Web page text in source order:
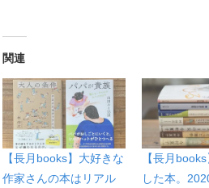
関連
【長月books】大好きな
作家さんの本はリアル
【長月
した本。